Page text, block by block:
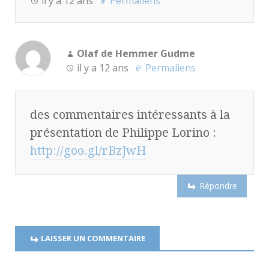
Olaf de Hemmer Gudme
il y a 12 ans
Permaliens
des commentaires intéressants à la
présentation de Philippe Lorino :
http://goo.gl/rBzJwH
Répondre
LAISSER UN COMMENTAIRE